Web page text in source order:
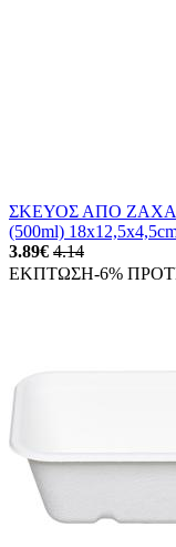
ΣΚΕΥΟΣ ΑΠΟ
(500ml)
3.89€ 4.14
ΕΚΠΤΩΣΗ-6%